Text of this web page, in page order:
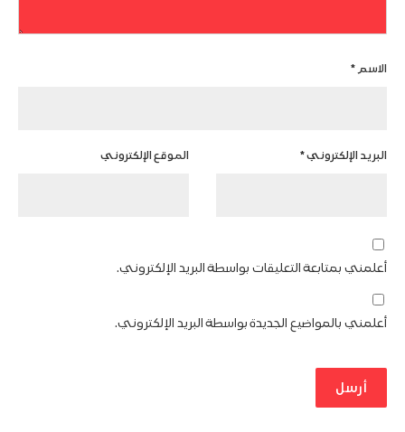
الاسم *
البريد الإلكتروني* الموقع الإلكتروني
أعلمني بمتابعة التعليقات بواسطة البريد الإلكتروني.
أعلمني بالمواضيع الجديدة بواسطة البريد الإلكتروني.